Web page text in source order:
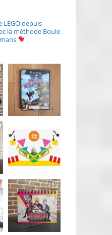
LEGO depuis
la méthode Boule